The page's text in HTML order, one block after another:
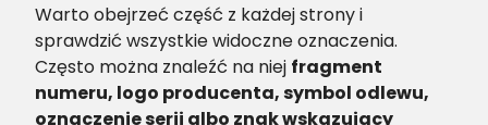
Warto obejrzeć część z każdej strony i
sprawdzić wszystkie widoczne oznaczenia.
Często można znaleźć na niej fragment
numeru, logo producenta, symbol odlewu,
oznaczenie serii albo znak wskazujący